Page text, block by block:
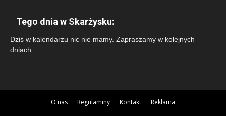
Tego dnia w Skarżysku:
Dziś w kalendarzu nic nie mamy. Zapraszamy w kolejnych
dniach
O nas Regulaminy Kontakt Reklama